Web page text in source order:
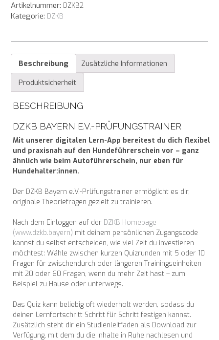
Artikelnummer: DZKB2
Kategorie: DZKB
Beschreibung
Zusätzliche Informationen
Produktsicherheit
BESCHREIBUNG
DZKB BAYERN E.V.-PRÜFUNGSTRAINER
Mit unserer digitalen Lern-App bereitest du dich flexibel
und praxisnah auf den Hundeführerschein vor – ganz
ähnlich wie beim Autoführerschein, nur eben für
Hundehalter:innen.
Der DZKB Bayern e.V.-Prüfungstrainer ermöglicht es dir,
originale Theoriefragen gezielt zu trainieren.
Nach dem Einloggen auf der DZKB Homepage
(www.dzkb.bayern) mit deinem persönlichen Zugangscode
kannst du selbst entscheiden, wie viel Zeit du investieren
möchtest: Wähle zwischen kurzen Quizrunden mit 5 oder 10
Fragen für zwischendurch oder längeren Trainingseinheiten
mit 20 oder 60 Fragen, wenn du mehr Zeit hast – zum
Beispiel zu Hause oder unterwegs.
Das Quiz kann beliebig oft wiederholt werden, sodass du
deinen Lernfortschritt Schritt für Schritt festigen kannst.
Zusätzlich steht dir ein Studienleitfaden als Download zur
Verfügung, mit dem du die Inhalte in Ruhe nachlesen und